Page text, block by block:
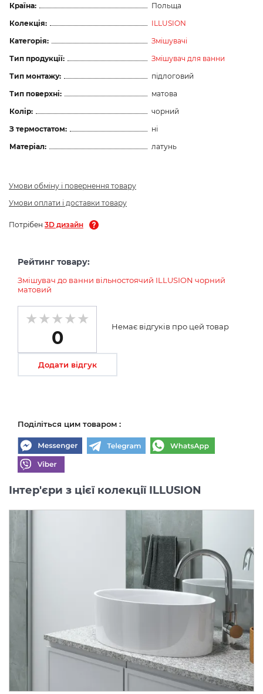
Країна:
Польща
Колекція:
ILLUSION
Категорія:
Змішувачі
Тип продукції:
Змішувач для ванни
Тип монтажу:
підлоговий
Тип поверхні:
матова
Колір:
чорний
З термостатом:
ні
Матеріал:
латунь
Умови обміну і повернення товару
Умови оплати і доставки товару
Потрібен 3D дизайн
Рейтинг товару:
Змішувач до ванни вільностоячий ILLUSION чорний
матовий
0
Немає відгуків про цей товар
Додати відгук
Поділіться цим товаром :
Інтер'єри з цієї колекції ILLUSION